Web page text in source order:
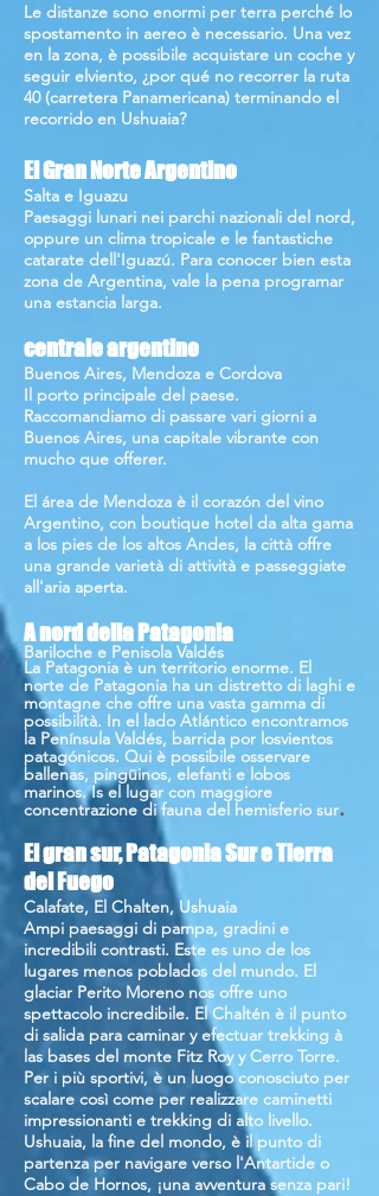
Le distanze sono enormi per terra perché lo
spostamento in aereo è necessario. Una vez
en la zona, è possibile acquistare un coche y
seguir elviento, ¿por qué no recorrer la ruta
40 (carretera Panamericana) terminando el
recorrido en Ushuaia?
El Gran Norte Argentino
Salta e Iguazu
Paesaggi lunari nei parchi nazionali del nord,
oppure un clima tropicale e le fantastiche
catarate dell'Iguazú. Para conocer bien esta
zona de Argentina, vale la pena programar
una estancia larga.
centrale argentino
Buenos Aires, Mendoza e Cordova
Il porto principale del paese.
Raccomandiamo di passare vari giorni a
Buenos Aires, una capitale vibrante con
mucho que offerer.
El área de Mendoza è il corazón del vino
Argentino, con boutique hotel da alta gama
a los pies de los altos Andes, la città offre
una grande varietà di attività e passeggiate
all'aria aperta.
A nord della Patagonia
Bariloche e Penisola Valdés
La Patagonia è un territorio enorme. El
norte de Patagonia ha un distretto di laghi e
montagne che offre una vasta gamma di
possibilità. In el lado Atlántico encontramos
la Península Valdés, barrida por losvientos
patagónicos. Qui è possibile osservare
ballenas, pingüinos, elefanti e lobos
marinos. Is el lugar con maggiore
concentrazione di fauna del hemisferio sur.
El gran sur, Patagonia Sur e Tierra
del Fuego
Calafate, El Chalten, Ushuaia
Ampi paesaggi di pampa, gradini e
incredibili contrasti. Este es uno de los
lugares menos poblados del mundo. El
glaciar Perito Moreno nos offre uno
spettacolo incredibile. El Chaltén è il punto
di salida para caminar y efectuar trekking à
las bases del monte Fitz Roy y Cerro Torre.
Per i più sportivi, è un luogo conosciuto per
scalare così come per realizzare caminetti
impressionanti e trekking di alto livello.
Ushuaia, la fine del mondo, è il punto di
partenza per navigare verso l'Antartide o
Cabo de Hornos, ¡una avventura senza pari!